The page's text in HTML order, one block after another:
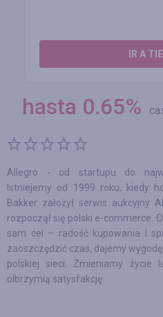
IR A
hasta 0.65%
Allegro - od startupu do
Istniejemy od 1999 roku, kiedy
Bakker założył serwis aukcyjny
rozpoczął się polski e-commerce.
sam cel – radość kupowania i
zaoszczędzić czas, dajemy
polskiej sieci. Zmieniamy
olbrzymią satysfakcję